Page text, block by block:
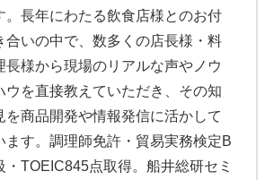
。長年にわたる飲食店様とのお付
合いの中で、数多くの店長様・料
長様から現場のリアルな声やノウ
ウを直接教えていただき、その知
を商品開発や情報発信に活かして
ます。調理師免許・貿易実務検定B
・TOEIC845点取得。船井総研セミ